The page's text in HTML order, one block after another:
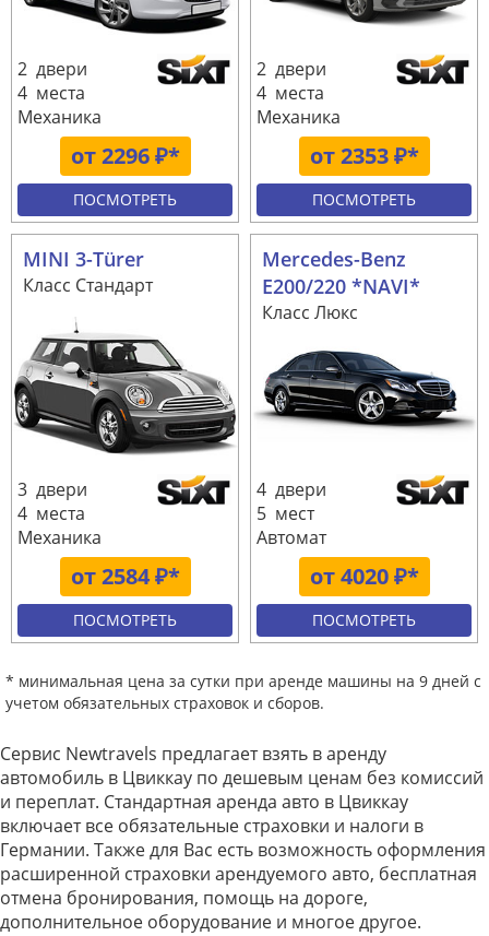
от 2296 ₽*
2 двери
4 места
Механика
ПОСМОТРЕТЬ
от 2353 ₽*
2 двери
4 места
Механика
ПОСМОТРЕТЬ
MINI 3-Türer
Класс Стандарт
от 2584 ₽*
3 двери
4 места
Механика
ПОСМОТРЕТЬ
Mercedes-Benz
E200/220 *NAVI*
Класс Люкс
от 4020 ₽*
4 двери
5 мест
Автомат
ПОСМОТРЕТЬ
* минимальная цена за сутки при аренде машины на 9 дней с
учетом обязательных страховок и сборов.
Сервис Newtravels предлагает взять в аренду
автомобиль в Цвиккау по дешевым ценам без комиссий
и переплат. Стандартная аренда авто в Цвиккау
включает все обязательные страховки и налоги в
Германии. Также для Вас есть возможность оформления
расширенной страховки арендуемого авто, бесплатная
отмена бронирования, помощь на дороге,
дополнительное оборудование и многое другое.